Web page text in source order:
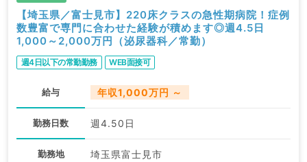
【埼玉県／富士見市】220床クラスの急性期病院！症例
数豊富で専門に合わせた経験が積めます◎週4.5日
1,000～2,000万円（泌尿器科／常勤）
週4日以下の常勤勤務 WEB面接可
給与 年収1,000万円 ～
勤務日数 週4.50日
勤務地 埼玉県富士見市